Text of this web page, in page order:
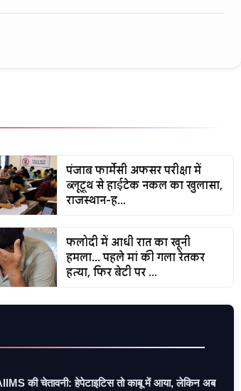
पंजाब फार्मेसी अफसर परीक्षा में
ब्लूटूथ से हाईटेक नकल का खुलासा,
राजस्थान-ह...
फलोदी में आधी रात का खूनी
हमला... पहले मां की गला रेतकर
हत्या, फिर बेटी पर ...
की चेतावनी: हेपेटाइटिस तो काबू में आया, लेकिन अब